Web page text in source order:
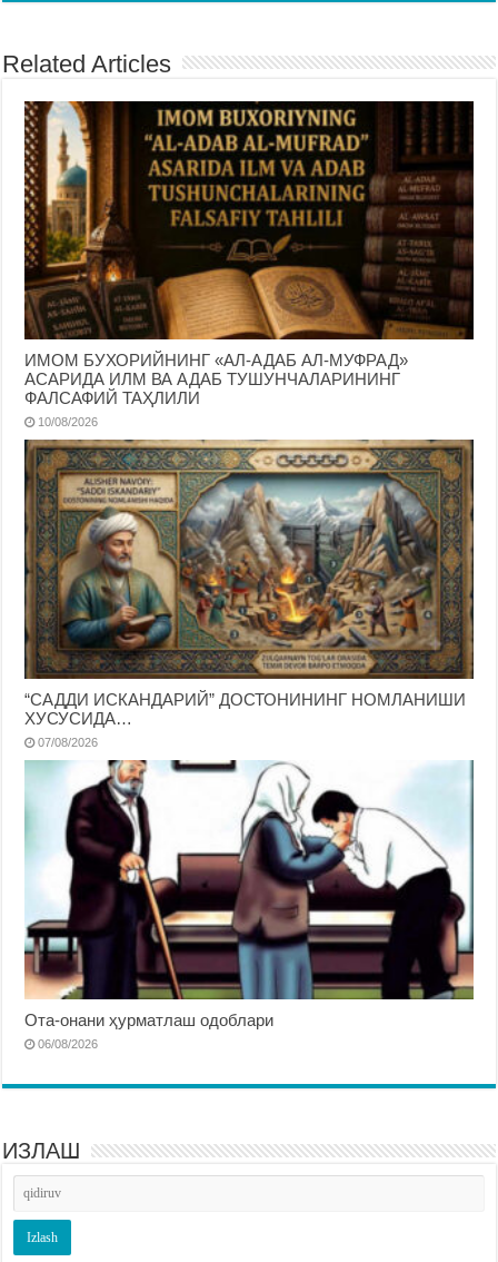
Related Articles
ИМОМ БУХОРИЙНИНГ «АЛ-АДАБ АЛ-МУФРАД»
АСАРИДА ИЛМ ВА АДАБ ТУШУНЧАЛАРИНИНГ
ФАЛСАФИЙ ТАҲЛИЛИ
10/08/2026
“САДДИ ИСКАНДАРИЙ” ДОСТОНИНИНГ НОМЛАНИШИ
ХУСУСИДА…
07/08/2026
Ота-онани ҳурматлаш одоблари
06/08/2026
ИЗЛАШ